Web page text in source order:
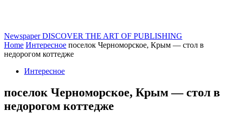
Newspaper DISCOVER THE ART OF PUBLISHING
Home Интересное поселок Черноморское, Крым — стол в
недорогом коттедже
Интересное
поселок Черноморское, Крым — стол в
недорогом коттедже